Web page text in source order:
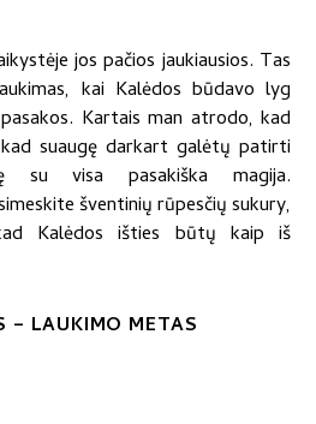
jos pačios jaukiausios. Tas
kai Kalėdos būdavo lyg
Kartais man atrodo, kad
suaugę darkart galėtų patirti
su visa pasakiška magija.
šventinių rūpesčių sukury,
Kalėdos išties būtų kaip iš
– LAUKIMO METAS